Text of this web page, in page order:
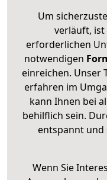
Um
verläuft, ist
erforderlichen
notwendigen
einreichen. Unser
erfahren im
kann Ihnen bei
behilflich sein.
entspannt und
Wenn Sie